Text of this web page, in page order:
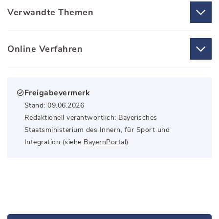
Verwandte Themen
Online Verfahren
Freigabevermerk
Stand: 09.06.2026
Redaktionell verantwortlich: Bayerisches
Staatsministerium des Innern, für Sport und
Integration (siehe BayernPortal)